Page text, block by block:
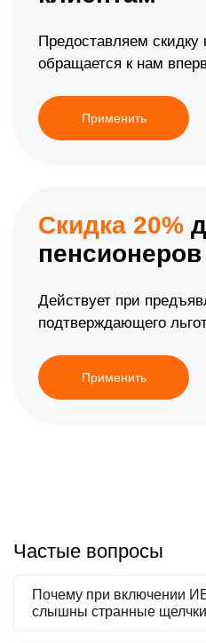
Предоставляем
обращается к нам
Применить
Скидка 20%
пенсионеров
Действует при
подтверждающего
Применить
Частые вопросы
Почему при включении
слышны странные